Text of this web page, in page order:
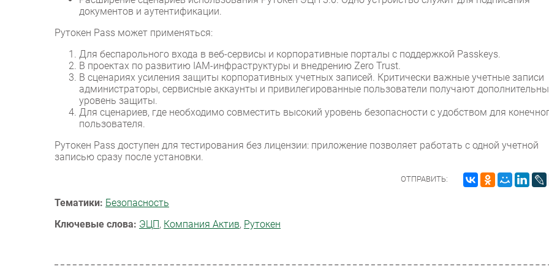
документов и аутентификации.
Рутокен Pass может применяться:
Для беспарольного входа в веб-сервисы и корпоративные порталы с поддержкой Passkeys.
В проектах по развитию IAM-инфраструктуры и внедрению Zero Trust.
В сценариях усиления защиты корпоративных учетных записей. Критически важные учетные записи
администраторы, сервисные аккаунты и привилегированные пользователи получают
уровень защиты.
Для сценариев, где необходимо совместить высокий уровень безопасности с удобством для
пользователя.
Рутокен Pass доступен для тестирования без лицензии: приложение позволяет работать с одной учетной
записью сразу после установки.
ОТПРАВИТЬ:
Тематики: Безопасность
Ключевые слова: ЭЦП, Компания Актив, Рутокен